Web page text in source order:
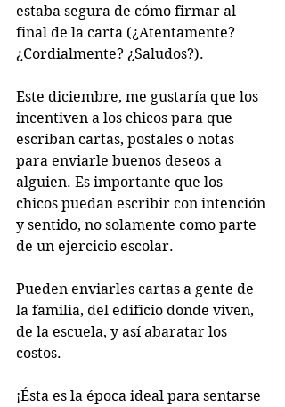
estaba segura de cómo firmar al
final de la carta (¿Atentamente?
¿Cordialmente? ¿Saludos?).
Este diciembre, me gustaría que los
incentiven a los chicos para que
escriban cartas, postales o notas
para enviarle buenos deseos a
alguien. Es importante que los
chicos puedan escribir con intención
y sentido, no solamente como parte
de un ejercicio escolar.
Pueden enviarles cartas a gente de
la familia, del edificio donde viven,
de la escuela, y así abaratar los
costos.
¡Ésta es la época ideal para sentarse